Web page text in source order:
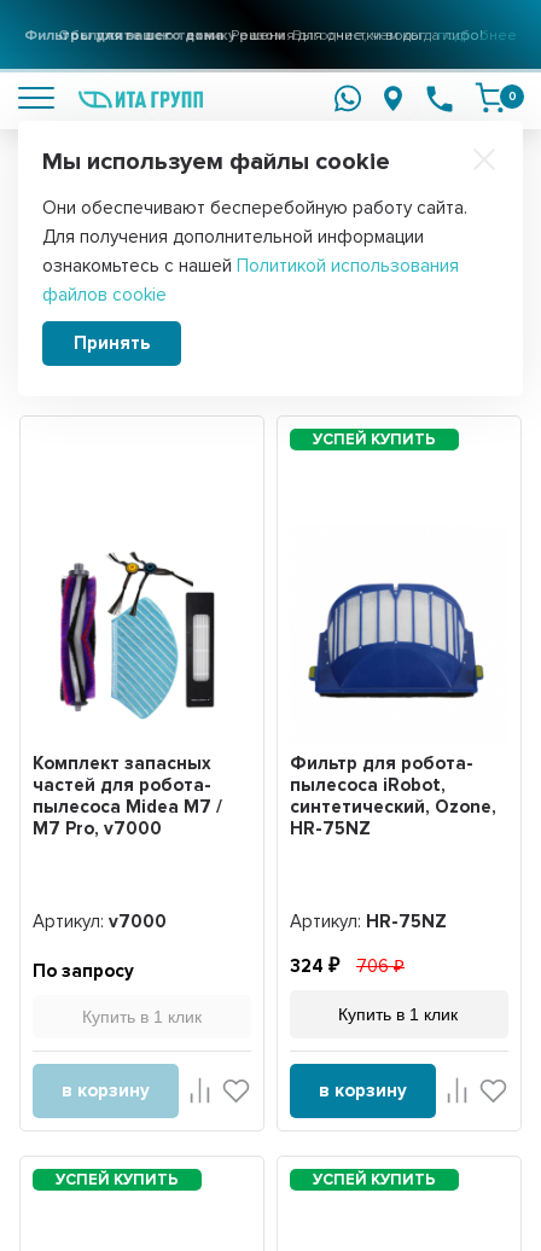
Фильтры для вашего домаРешения для очистки воды подробнее
0
Главная Запчасти для мелкой бытовой техники Для пылесосов
Аксессуары для роботов-пылесосов
Сортировать:
Комплект запасных
частей для робота-
пылесоса Midea M7 /
M7 Pro, v7000
Артикул:v7000
По запросу
Купить в 1 клик
в корзину
Фильтр для робота-
пылесоса iRobot,
синтетический, Ozone,
HR-75NZ
Артикул: HR-75NZ
324 706
Купить в 1 клик
в корзину
Мы используем файлы cookie
Они обеспечивают бесперебойную работу сайта.
Для получения дополнительной информации
ознакомьтесь с нашей Политикой использования
файлов cookie
Принять